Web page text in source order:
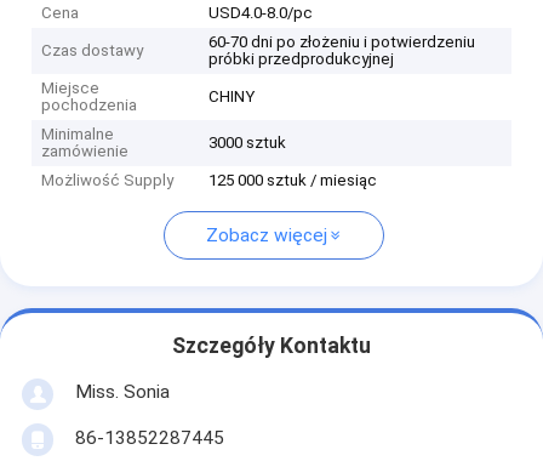
Cena
USD4.0-8.0/pc
Czas dostawy
60-70 dni po złożeniu i potwierdzeniu
próbki przedprodukcyjnej
Miejsce
pochodzenia
CHINY
Minimalne
zamówienie
3000 sztuk
Możliwość Supply 125 000 sztuk / miesiąc
Zobacz więcej
Szczegóły Kontaktu
Miss. Sonia
86-13852287445